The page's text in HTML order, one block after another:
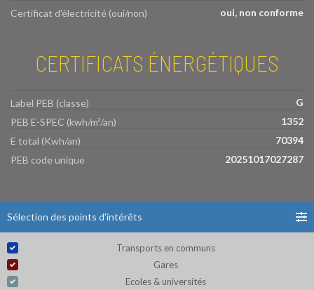
Certificat d'électricité (oui/non)
oui, non conforme
CERTIFICATS ÉNERGÉTIQUES
Label PEB (classe)
G
PEB E-SPEC (kwh/m²/an)
1352
E total (Kwh/an)
70394
PEB code unique
20251017027287
Sélection des points d'intérêts
Transports en communs
Gares
Ecoles & universités